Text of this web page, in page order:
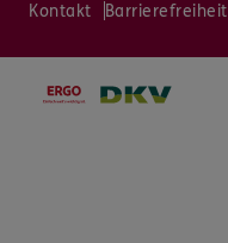
Kontakt Barrierefreiheit